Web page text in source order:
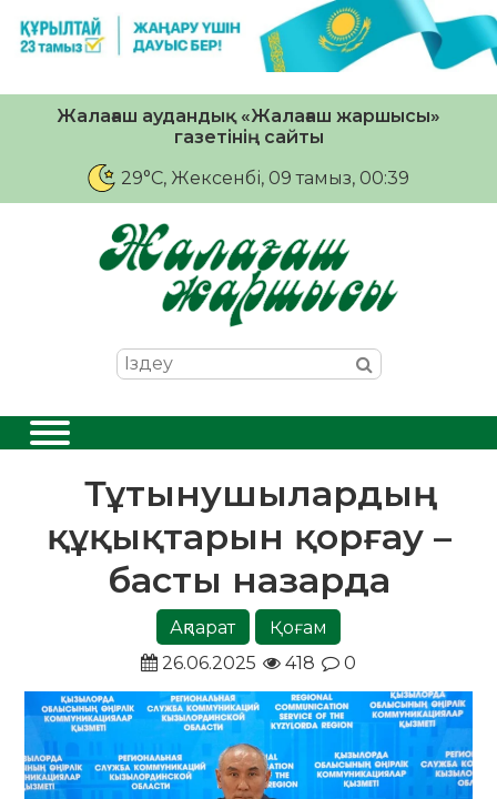
Жалағаш аудандық «Жалағаш жаршысы»
газетінің сайты
29°C, Жексенбі, 09 тамыз, 00:39
Тұтынушылардың
құқықтарын қорғау –
басты назарда
Ақпарат
Қоғам
26.06.2025
418 0